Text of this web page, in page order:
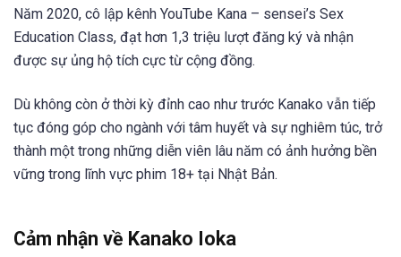
Năm 2020, cô lập kênh YouTube Kana – sensei’s Sex
Education Class, đạt hơn 1,3 triệu lượt đăng ký và nhận
được sự ủng hộ tích cực từ cộng đồng.
Dù không còn ở thời kỳ đỉnh cao như trước Kanako vẫn tiếp
tục đóng góp cho ngành với tâm huyết và sự nghiêm túc, trở
thành một trong những diễn viên lâu năm có ảnh hưởng bền
vững trong lĩnh vực phim 18+ tại Nhật Bản.
Cảm nhận về Kanako Ioka